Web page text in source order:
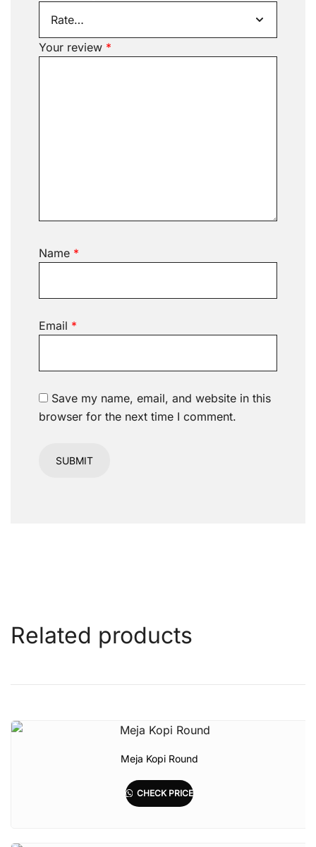
Your review *
Name *
Email *
Save my name, email, and website in this
browser for the next time I comment.
Related products
Meja Kopi Round
CHECK PRICE